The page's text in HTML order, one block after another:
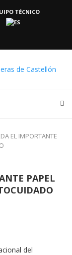
TÉCNICO
EL IMPORTANTE
PAPEL
del